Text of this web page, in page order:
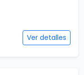
Ver detalles